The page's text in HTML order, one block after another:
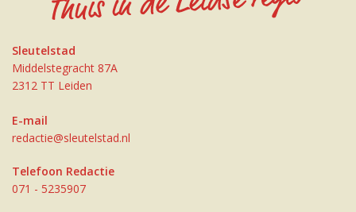
Sleutelstad
Middelstegracht 87A
2312 TT Leiden
E-mail
redactie@sleutelstad.nl
Telefoon Redactie
071 - 5235907